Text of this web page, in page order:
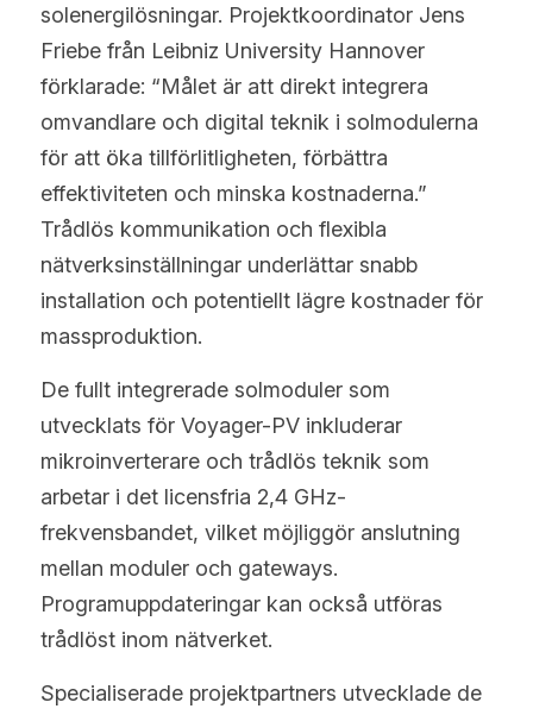
solenergilösningar. Projektkoordinator Jens
Friebe från Leibniz University Hannover
förklarade: “Målet är att direkt integrera
omvandlare och digital teknik i solmodulerna
för att öka tillförlitligheten, förbättra
effektiviteten och minska kostnaderna.”
Trådlös kommunikation och flexibla
nätverksinställningar underlättar snabb
installation och potentiellt lägre kostnader för
massproduktion.
De fullt integrerade solmoduler som
utvecklats för Voyager-PV inkluderar
mikroinverterare och trådlös teknik som
arbetar i det licensfria 2,4 GHz-
frekvensbandet, vilket möjliggör anslutning
mellan moduler och gateways.
Programuppdateringar kan också utföras
trådlöst inom nätverket.
Specialiserade projektpartners utvecklade de